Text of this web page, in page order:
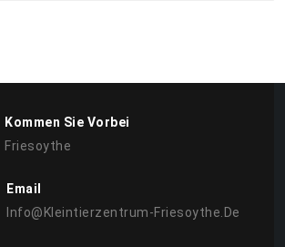
Kommen Sie Vorbei
Friesoythe
Email
Info@kleintierzentrum-Friesoythe.de